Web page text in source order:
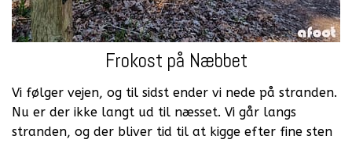
Frokost på Næbbet
Vi følger vejen, og til sidst ender vi nede på stranden.
Nu er der ikke langt ud til næsset. Vi går langs
stranden, og der bliver tid til at kigge efter fine sten